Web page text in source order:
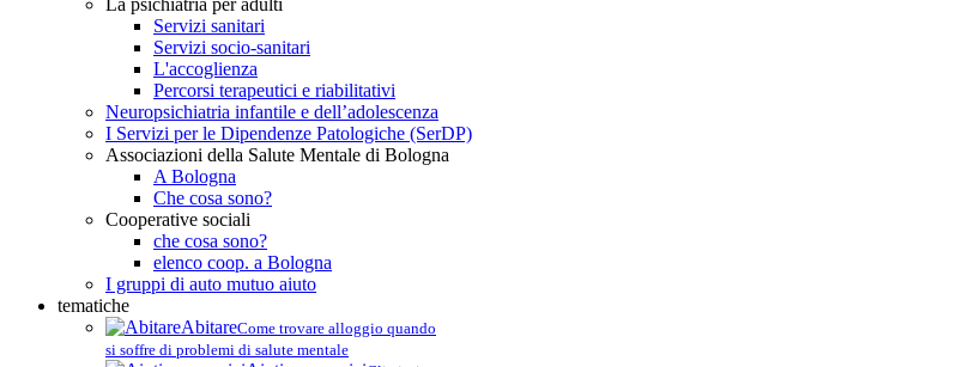
La psichiatria per adulti
Servizi sanitari
Servizi socio-sanitari
L'accoglienza
Percorsi terapeutici e riabilitativi
Neuropsichiatria infantile e dell’adolescenza
I Servizi per le Dipendenze Patologiche (SerDP)
Associazioni della Salute Mentale di Bologna
A Bologna
Che cosa sono?
Cooperative sociali
che cosa sono?
elenco coop. a Bologna
I gruppi di auto mutuo aiuto
tematiche
AbitareCome trovare alloggio quando
si soffre di problemi di salute mentale